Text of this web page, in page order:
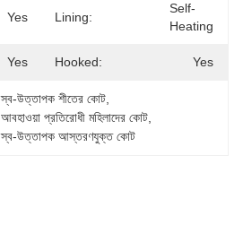
Yes Lining:
Self-
Heating
Yes Hooked: Yes
স্ব-উত্তাপক শীতের কোট
আবহাওয়া প্রতিরোধী মহিলাদের কোট
স্ব-উত্তাপক আস্তরণযুক্ত কোট